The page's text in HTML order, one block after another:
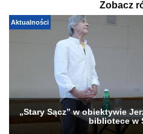
Zobacz
Aktualności
„Stary Sącz” w obiektywie
bibliotece w